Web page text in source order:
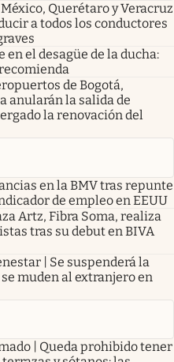
Querétaro y Veracruz
a todos los conductores
en el desagüe de la ducha:
de Bogotá,
anularán la salida de
la renovación del
en la BMV tras repunte
de empleo en EEUU
Artz, Fibra Soma, realiza
tras su debut en BIVA
| Se suspenderá la
muden al extranjero en
| Queda prohibido tener